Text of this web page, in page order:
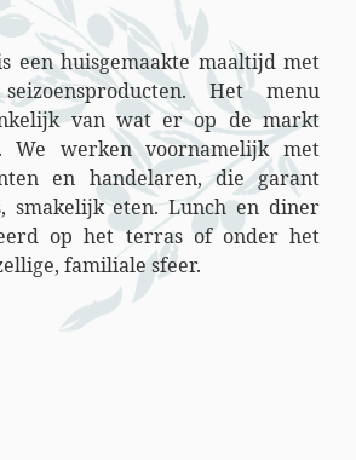
een huisgemaakte maaltijd met
Het menu
van wat er op de markt
We werken voornamelijk met
en handelaren, die garant
smakelijk eten. Lunch en diner
op het terras of onder het
familiale sfeer.